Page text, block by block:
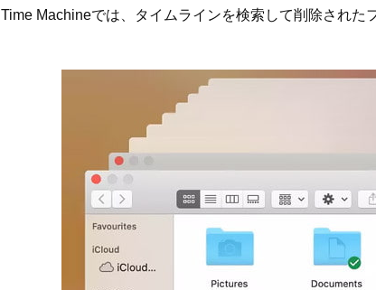
Time Machineでは、タイムラインを検索して削除され